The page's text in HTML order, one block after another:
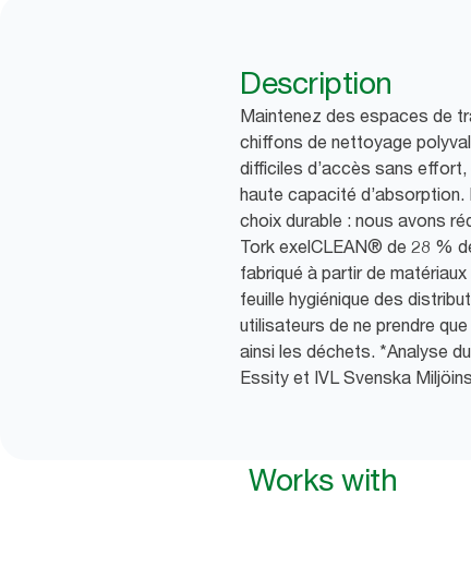
Description
Maintenez des espaces de
chiffons de nettoyage
difficiles d’accès sans
haute capacité
choix durable : nous avons
Tork exelCLEAN® de 28 %
fabriqué à partir de
feuille hygiénique des
utilisateurs de ne prendre
ainsi les déchets. *Analyse
Essity et IVL Svenska
Works with